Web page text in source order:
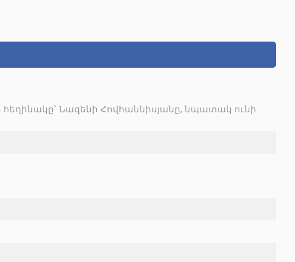
Նազենի Հովհաննիսյանը, նպատակ ունի